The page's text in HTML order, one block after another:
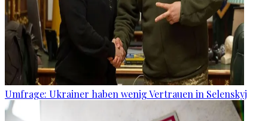
Umfrage: Ukrainer haben wenig Vertrauen in Selenskyj